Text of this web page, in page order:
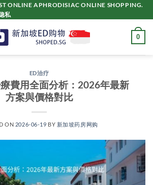
ONLINE APHRODISIAC ONLINE SHOPPING.
私
0
ED治疗
費用全面分析：2026年最新
方案與價格對比
ON 2026-06-19 BY 新加坡药房网购